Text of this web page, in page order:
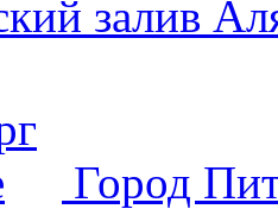
залив
Город